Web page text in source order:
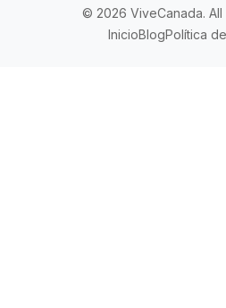
© 2026 ViveCanada.
InicioBlogPolítica